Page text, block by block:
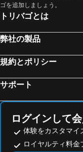
ゴを追加しましょう。
トリバゴとは
弊社の製品
規約とポリシー
サポート
ログインして
体験をカスタマイ
ロイヤルティ料